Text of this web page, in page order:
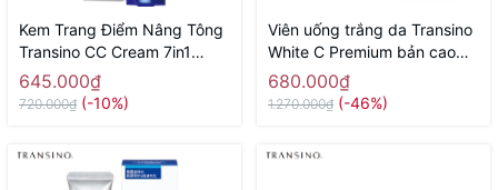
Kem Trang Điểm Nâng Tông
Transino CC Cream 7in1
SPF50+ PA++++ (30g) tone
sáng
645.000₫
720.000₫ (-10%)
Viên uống trắng da Transino
White C Premium bản cao
cấp hộp 180 viên - Hàng
Nhật nội địa
680.000₫
1.270.000₫ (-46%)